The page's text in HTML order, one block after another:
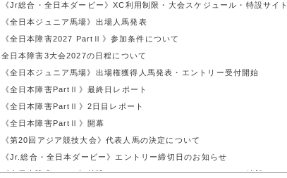
《Jr総合・全日本ダービー》XC利用制限・大会スケジュール・特設サイト
《全日本ジュニア馬場》出場人馬発表
《全日本障害2027 PartⅡ》参加条件について
全日本障害3大会2027の日程について
《全日本ジュニア馬場》出場権獲得人馬発表・エントリー受付開始
《全日本障害PartⅡ》最終日レポート
《全日本障害PartⅡ》2日目レポート
《全日本障害PartⅡ》開幕
《第20回アジア競技大会》代表人馬の決定について
《Jr.総合・全日本ダービー》エントリー締切日のお知らせ
《全日本障害PartⅡ》特設サイト・リストバンドについて(7/10追記)